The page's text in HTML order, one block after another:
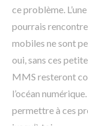
ce problème.
pourrais
mobiles ne sont
oui, sans ces
MMS resteront
l’océan
permettre à ces